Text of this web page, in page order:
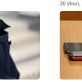
30 Июл,